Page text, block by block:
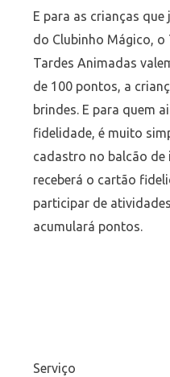
E para as crianças
do Clubinho Mágico,
Tardes Animadas
de 100 pontos, a
brindes. E para quem
fidelidade, é muito
cadastro no balcão de
receberá o cartão
participar de
acumulará pontos.
Serviço